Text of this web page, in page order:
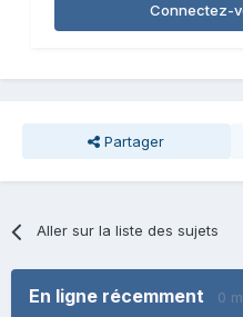
Connectez-
Partager
Aller sur la liste des sujets
En ligne récemment 0